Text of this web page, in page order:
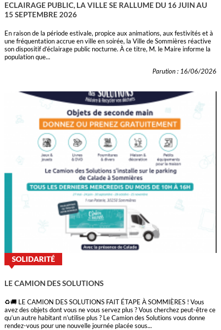
ECLAIRAGE PUBLIC, LA VILLE SE RALLUME DU 16 JUIN AU
15 SEPTEMBRE 2026
En raison de la période estivale, propice aux animations, aux festivités et à
une fréquentation accrue en ville en soirée, la Ville de Sommières réactive
son dispositif d’éclairage public nocturne. À ce titre, M. le Maire informe la
population que...
Parution : 16/06/2026
SOLIDARITÉ
LE CAMION DES SOLUTIONS
♻️🚚 LE CAMION DES SOLUTIONS FAIT ÉTAPE À SOMMIÈRES ! Vous
avez des objets dont vous ne vous servez plus ? Vous cherchez peut-être ce
qu’un autre habitant n’utilise plus ? Le Camion des Solutions vous donne
rendez-vous pour une nouvelle journée placée sous...